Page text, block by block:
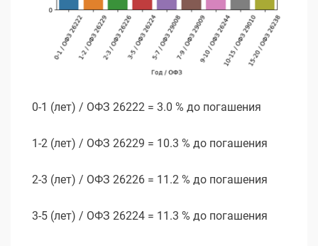
0-1 (лет) / ОФЗ 26222 = 3.0 % до погашения
1-2 (лет) / ОФЗ 26229 = 10.3 % до погашения
2-3 (лет) / ОФЗ 26226 = 11.2 % до погашения
3-5 (лет) / ОФЗ 26224 = 11.3 % до погашения